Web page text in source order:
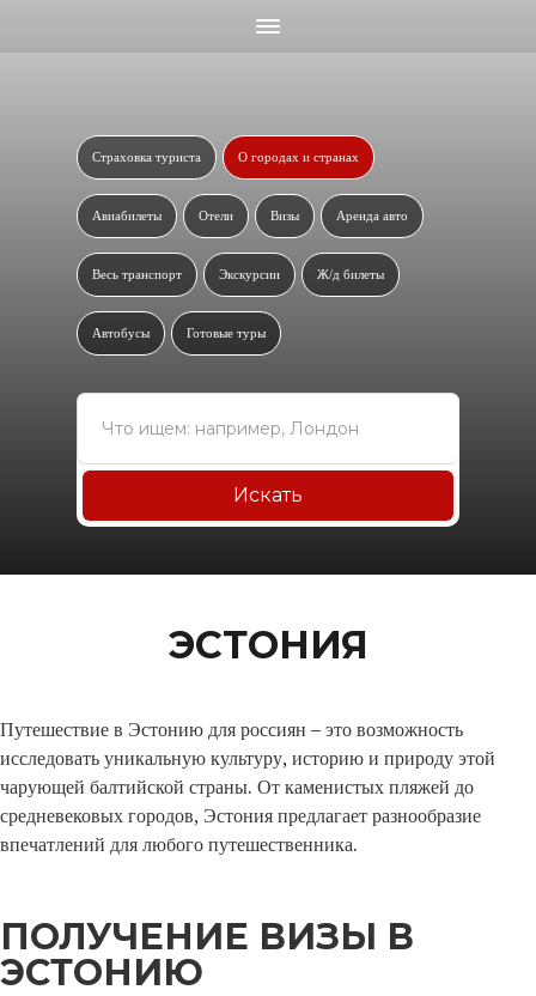
Страховка туриста О городах и странах
Авиабилеты Отели Визы Аренда авто
Весь транспорт Экскурсии Ж/д билеты
Автобусы Готовые туры
Искать
ЭСТОНИЯ
Путешествие в Эстонию для россиян – это возможность
исследовать уникальную культуру, историю и природу этой
чарующей балтийской страны. От каменистых пляжей до
средневековых городов, Эстония предлагает разнообразие
впечатлений для любого путешественника.
ПОЛУЧЕНИЕ ВИЗЫ В
ЭСТОНИЮ